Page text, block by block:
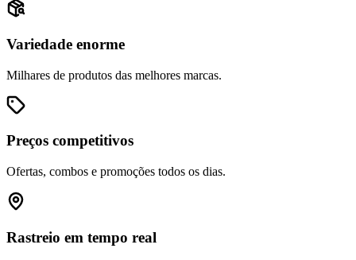
Variedade enorme
Milhares de produtos das melhores marcas.
Preços competitivos
Ofertas, combos e promoções todos os dias.
Rastreio em tempo real